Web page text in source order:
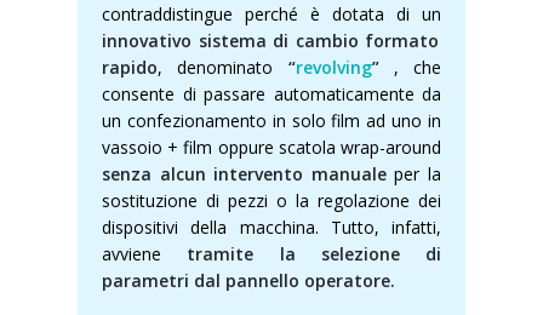
contraddistingue perché è dotata di un
innovativo sistema di cambio formato
rapido, denominato “revolving” , che
consente di passare automaticamente da
un confezionamento in solo film ad uno in
vassoio + film oppure scatola wrap-around
senza alcun intervento manualeper la
sostituzione di pezzi o la regolazione dei
dispositivi della macchina. Tutto, infatti,
avviene tramite la selezione di
parametri dal pannello operatore.